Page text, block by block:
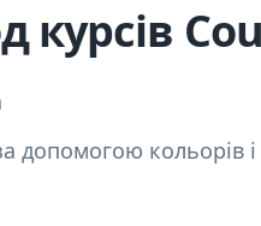
курсів
допомогою кольорів